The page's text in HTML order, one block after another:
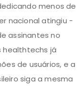
menos de
nacional atingiu -
assinantes no
healthtechs já
de usuários, e a
siga a mesma